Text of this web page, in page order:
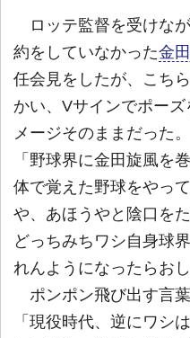
ロッテ監督を受けな
約をしていなかった金
任会見をしたが、こち
かい、Vサインでポー
メージそのままだった。
「野球界に金田旋風を
体で覚えた野球をやっ
や、あほうやと陰口を
どっちみちワシ自身球
れんようになったらおし
ポンポン飛び出す言葉
「現役時代、逆にワシ